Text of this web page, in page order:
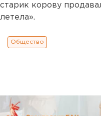
старик корову
летела».
Общество